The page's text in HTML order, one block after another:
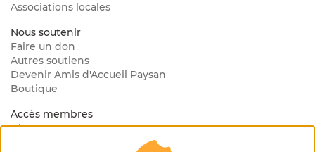
Associations locales
Nous soutenir
Faire un don
Autres soutiens
Devenir Amis d'Accueil Paysan
Boutique
Accès membres
Blog Interne